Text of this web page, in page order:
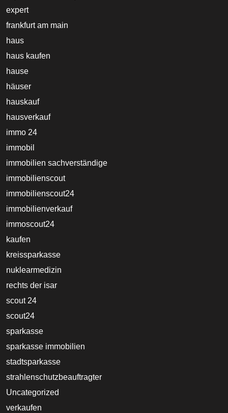
expert
frankfurt am main
haus
haus kaufen
hause
häuser
hauskauf
hausverkauf
immo 24
immobil
immobilien sachverständige
immobilienscout
immobilienscout24
immobilienverkauf
immoscout24
kaufen
kreissparkasse
nuklearmedizin
rechts der isar
scout 24
scout24
sparkasse
sparkasse immobilien
stadtsparkasse
strahlenschutzbeauftragter
Uncategorized
verkaufen